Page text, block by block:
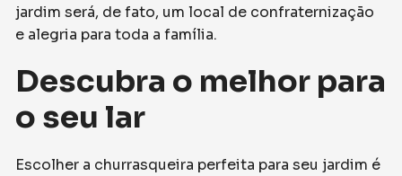
jardim será, de fato, um local de confraternização
e alegria para toda a família.
Descubra o melhor para
o seu lar
Escolher a churrasqueira perfeita para seu jardim é